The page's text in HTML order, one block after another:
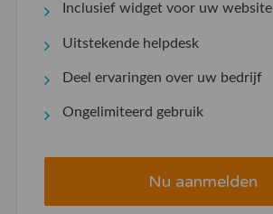
Inclusief widget voor uw website
Uitstekende helpdesk
Deel ervaringen over uw bedrijf
Ongelimiteerd gebruik
Nu aanmelden